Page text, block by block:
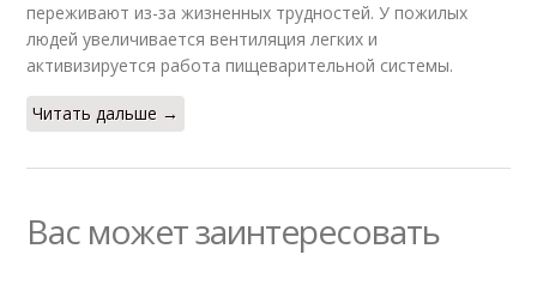
переживают из-за жизненных трудностей. У пожилых
людей увеличивается вентиляция легких и
активизируется работа пищеварительной системы.
Читать дальше →
Вас может заинтересовать